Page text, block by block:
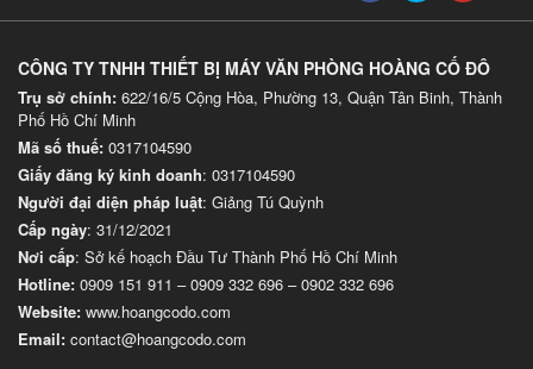
CÔNG TY TNHH THIẾT BỊ MÁY VĂN PHÒNG HOÀNG CỐ ĐÔ
Trụ sở chính: 622/16/5 Cộng Hòa, Phường 13, Quận Tân Binh, Thành
Phố Hồ Chí Minh
Mã số thuế: 0317104590
Giấy đăng ký kinh doanh: 0317104590
Người đại diện pháp luật: Giảng Tú Quỳnh
Cấp ngày: 31/12/2021
Nơi cấp: Sở kế hoạch Đầu Tư Thành Phố Hồ Chí Minh
Hotline: 0909 151 911 –0909 332 696 –0902 332 696
Website: www.hoangcodo.com
Email: contact@hoangcodo.com